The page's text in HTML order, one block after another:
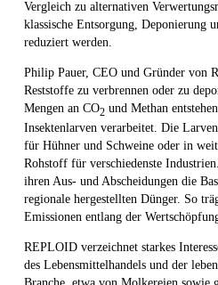
Vergleich zu alternativen
klassische Entsorgung, Deponierung
reduziert werden.
Philip Pauer, CEO und Gründer von
Reststoffe zu verbrennen oder zu
Mengen an CO2 und Methan
Insektenlarven verarbeitet. Die
für Hühner und Schweine oder in
Rohstoff für verschiedenste
ihren Aus- und Abscheidungen die
regionale hergestellten Dünger. So
Emissionen entlang der
REPLOID verzeichnet starkes
des Lebensmittelhandels und der